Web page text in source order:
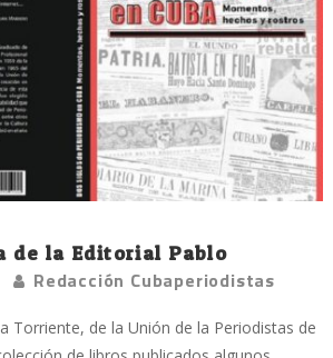
de la Editorial Pablo
Redacción Cubaperiodistas
Torriente, de la Unión de la Periodistas de